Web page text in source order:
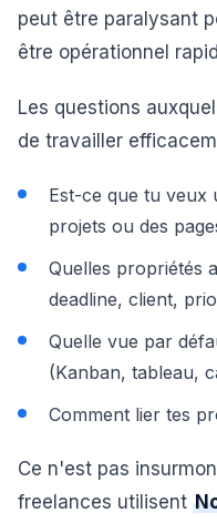
peut être paralysant
être opérationnel
Les questions
de travailler
Est-ce que tu veux
projets ou des
Quelles propriétés
deadline, client,
Quelle vue par
(Kanban, tableau,
Comment lier tes
Ce n'est pas
freelances utilisent